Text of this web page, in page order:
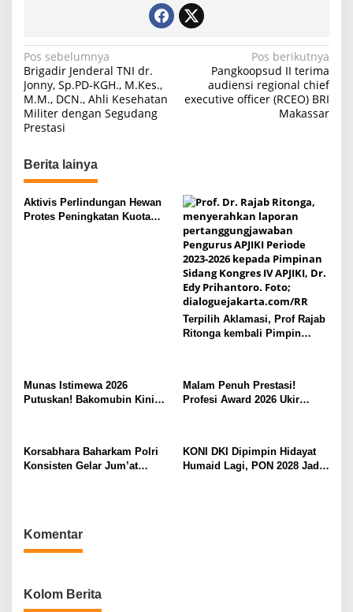
N
a
v
i
a
s
i
Pos sebelumnya
Brigadir Jenderal TNI dr.
Jonny, Sp.PD-KGH., M.Kes.,
M.M., DCN., Ahli Kesehatan
Militer dengan Segudang
Prestasi
Pos berikutnya
Pangkoopsud II terima
audiensi regional chief
executive officer (RCEO) BRI
Makassar
Berita lainya
Aktivis Perlindungan Hewan
Protes Peningkatan Kuota
Terpilih Aklamasi, Prof Rajab
Ritonga kembali Pimpin
Munas Istimewa 2026
Putuskan! Bakomubin Kini
Malam Penuh Prestasi!
Profesi Award 2026 Ukir
Korsabhara Baharkam Polri
Konsisten Gelar Jum’at
KONI DKI Dipimpin Hidayat
Humaid Lagi, PON 2028 Jadi
Komentar
Kolom Berita